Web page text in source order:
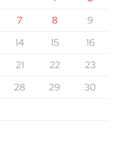
7 8
9
14 15
16
21 22
23
28 29
30